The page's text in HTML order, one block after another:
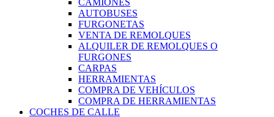
CAMIONES
AUTOBUSES
FURGONETAS
VENTA DE REMOLQUES
ALQUILER DE REMOLQUES O
FURGONES
CARPAS
HERRAMIENTAS
COMPRA DE VEHÍCULOS
COMPRA DE HERRAMIENTAS
COCHES DE CALLE